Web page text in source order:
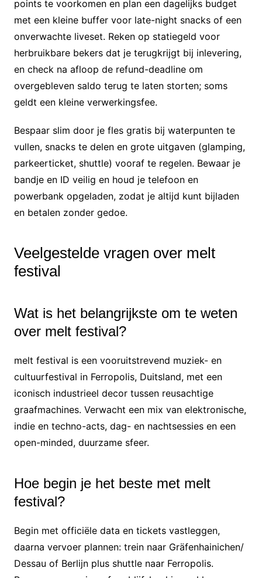
points te voorkomen en plan een dagelijks budget
met een kleine buffer voor late-night snacks of een
onverwachte liveset. Reken op statiegeld voor
herbruikbare bekers dat je terugkrijgt bij inlevering,
en check na afloop de refund-deadline om
overgebleven saldo terug te laten storten; soms
geldt een kleine verwerkingsfee.
Bespaar slim door je fles gratis bij waterpunten te
vullen, snacks te delen en grote uitgaven (glamping,
parkeerticket, shuttle) vooraf te regelen. Bewaar je
bandje en ID veilig en houd je telefoon en
powerbank opgeladen, zodat je altijd kunt bijladen
en betalen zonder gedoe.
Veelgestelde vragen over melt
festival
Wat is het belangrijkste om te weten
over melt festival?
melt festival is een vooruitstrevend muziek- en
cultuurfestival in Ferropolis, Duitsland, met een
iconisch industrieel decor tussen reusachtige
graafmachines. Verwacht een mix van elektronische,
indie en techno-acts, dag- en nachtsessies en een
open-minded, duurzame sfeer.
Hoe begin je het beste met melt
festival?
Begin met officiële data en tickets vastleggen,
daarna vervoer plannen: trein naar Gräfenhainichen/
Dessau of Berlijn plus shuttle naar Ferropolis.